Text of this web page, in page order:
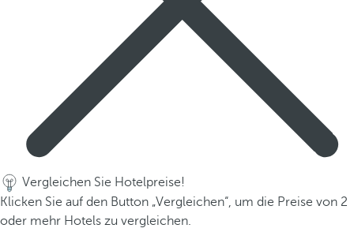
Vergleichen Sie Hotelpreise!
Klicken Sie auf den Button „Vergleichen“, um die Preise von 2
oder mehr Hotels zu vergleichen.